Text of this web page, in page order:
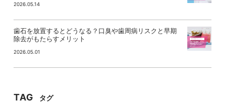
2026.05.14
歯石を放置するとどうなる？口臭や歯周病リスクと早期
除去がもたらすメリット
2026.05.01
TAG タグ